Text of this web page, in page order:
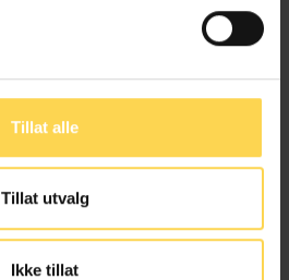
Tillat alle
Tillat utvalg
Ikke tillat